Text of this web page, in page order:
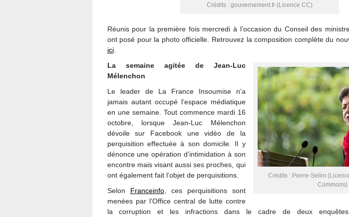
Crédits : gouvernement.fr (Licence CC)
Réunis pour la première fois mercredi à l’occasion du Conseil des
ont posé pour la photo officielle. Retrouvez la composition complète du
ici.
Crédits : Pierre-Selim
Commons)
La semaine agitée de Jean-Luc
Mélenchon
Le leader de La France Insoumise n’a
jamais autant occupé l’espace médiatique
en une semaine. Tout commence mardi 16
octobre, lorsque Jean-Luc Mélenchon
dévoile sur Facebook une vidéo de la
perquisition effectuée à son domicile. Il y
dénonce une opération d’intimidation à son
encontre mais visant aussi ses proches, qui
ont également fait l’objet de perquisitions.
Selon Franceinfo, ces perquisitions sont
menées par l’Office central de lutte contre
la corruption et les infractions dans le cadre de deux enquêtes